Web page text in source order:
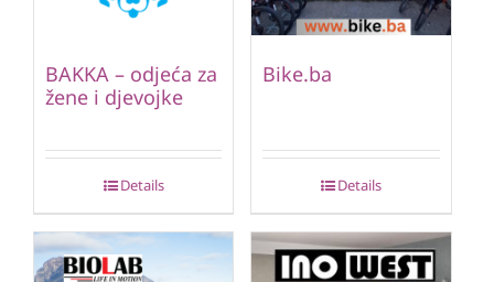
BAKKA – odjeća za
žene i djevojke
Details
Bike.ba
Details